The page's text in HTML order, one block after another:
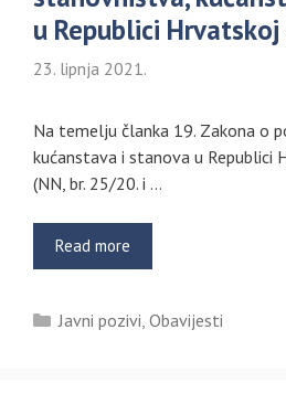
u Republici
23. lipnja 2021.
Na temelju članka 19. Zakona o
kućanstava i stanova u Republici
(NN, br. 25/20. i …
Read more
Kategorije
Javni pozivi, Obavijesti